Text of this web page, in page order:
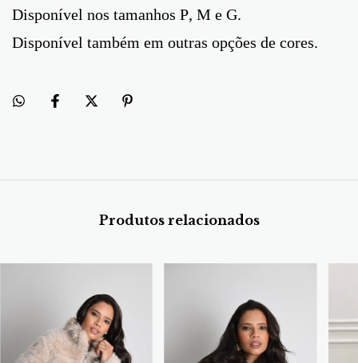
Disponível nos tamanhos P, M e G.
Disponível também em outras opções de cores.
Produtos relacionados